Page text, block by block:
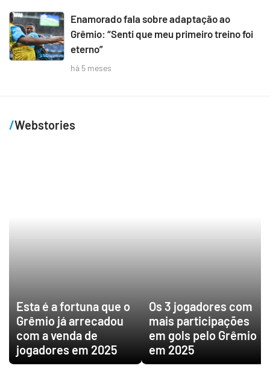
Enamorado fala sobre adaptação ao
Grêmio: “Senti que meu primeiro treino foi
eterno”
há 5 meses
Webstories
Esta é a fortuna que o
Grêmio já arrecadou
com a venda de
jogadores em 2025
Os 3 jogadores com
mais participações
em gols pelo Grêmio
em 2025